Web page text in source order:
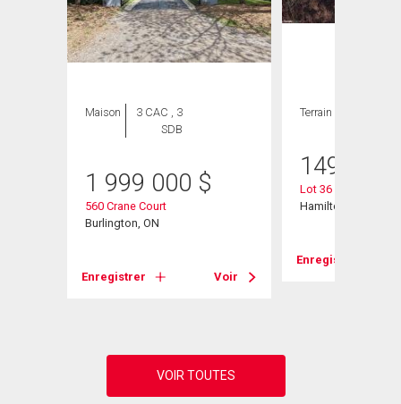
Maison
3 CAC , 3
SDB
1 999 000 $
560 Crane Court
Burlington, ON
Enregistrer Voir
Terrain
149 900
Lot 36 Maryvale
Hamilton, ON
Enregistrer